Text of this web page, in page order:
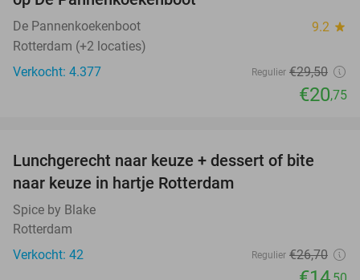
De Pannenkoekenboot 9.2 star
Rotterdam (+2 locaties)
Verkocht: 4.377
Regulier €29,50
€20,75
46%
Lunchgerecht naar keuze + dessert of bite
naar keuze in hartje Rotterdam
Spice by Blake
Rotterdam
Verkocht: 42
Regulier €26,70